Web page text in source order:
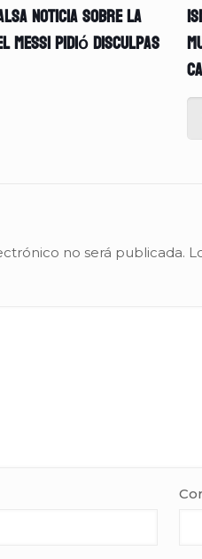
noticia sobre la
Messi pidió disculpas
no será publicada.